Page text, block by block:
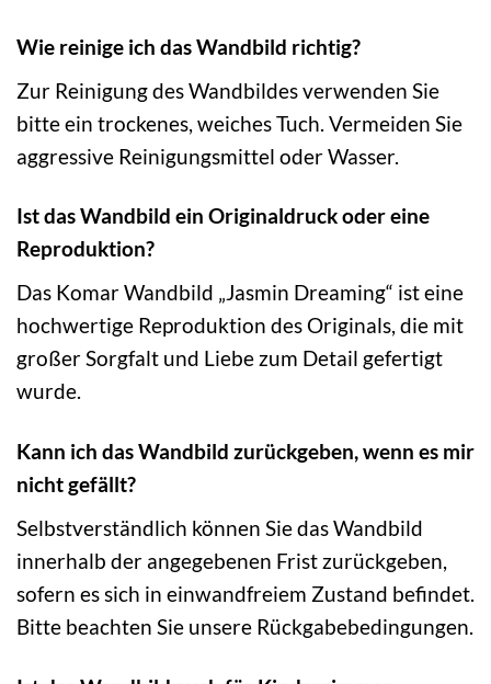
Wie reinige ich das Wandbild richtig?
Zur Reinigung des Wandbildes verwenden Sie
bitte ein trockenes, weiches Tuch. Vermeiden Sie
aggressive Reinigungsmittel oder Wasser.
Ist das Wandbild ein Originaldruck oder eine
Reproduktion?
Das Komar Wandbild „Jasmin Dreaming“ ist eine
hochwertige Reproduktion des Originals, die mit
großer Sorgfalt und Liebe zum Detail gefertigt
wurde.
Kann ich das Wandbild zurückgeben, wenn es mir
nicht gefällt?
Selbstverständlich können Sie das Wandbild
innerhalb der angegebenen Frist zurückgeben,
sofern es sich in einwandfreiem Zustand befindet.
Bitte beachten Sie unsere Rückgabebedingungen.